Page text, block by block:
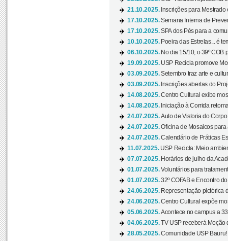
21.10.2025. Inscrições para
17.10.2025.Semana Interna de
17.10.2025.SPA dos Pés para a
10.10.2025. Poeira das Estrelas... é
06.10.2025. No dia 15/10, o 39º COB
19.09.2025. USP Recicla promove
03.09.2025.Setembro traz arte e
03.09.2025. Inscrições abertas do
14.08.2025.Centro Cultural exibe
14.08.2025. Iniciação à Corrida
24.07.2025.Auto de Vistoria do
24.07.2025.Oficina de Mosaicos
24.07.2025.Calendário de Práticas
11.07.2025. USP Recicla: Meio
07.07.2025. Horários de julho da
01.07.2025.Voluntários para
01.07.2025.32º COFAB e Encontro
24.06.2025. Representação pictórica
24.06.2025.Centro Cultural expõe
05.06.2025.Acontece no campus a
04.06.2025.TV USP receberá Moção
28.05.2025.Comunidade USP Bauru!